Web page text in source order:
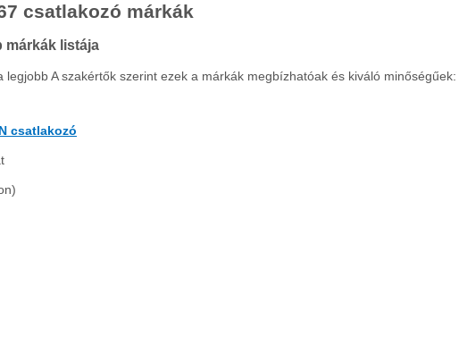
csatlakozó márkák
márkák listája
legjobb A szakértők szerint ezek a márkák megbízhatóak és kiváló minőségűek:
csatlakozó